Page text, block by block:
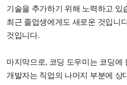
기술을 추가하기 위해 노력하고 있
최근 졸업생에게도 새로운 것입니
것입니다.
마지막으로, 코딩 도우미는 코딩에
개발자는 직업의 나머지 부분에 상